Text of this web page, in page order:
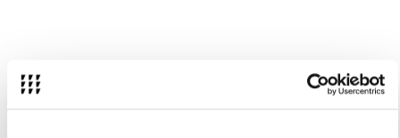
3 à 12 joueurs | 15 à 30 min
Jeu d’ambiance basé sur l’association de mots. Justifications,
votes, bluff, rires, malaises et un peu de stratégie sont les